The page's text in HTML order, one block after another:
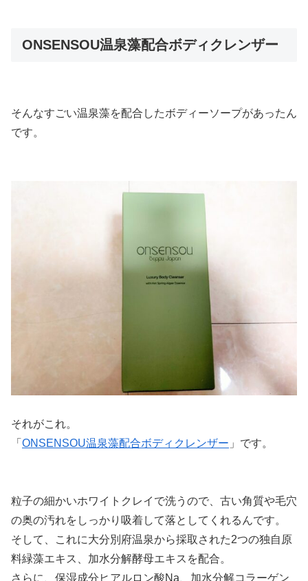
ONSENSOU温泉藻配合ボディクレンザー
そんなすごい温泉藻を配合したボディーソープがあったん
です。
それがこれ。
「 ONSENSOU温泉藻配合ボディクレンザー 」です。
粒子の細かいホワイトクレイで洗うので、古い角質や毛穴
の奥の汚れをしっかり吸着して落としてくれるんです。
そして、これに大分別府温泉から採取された2つの独自原
料緑藻エキス、加水分解酵母エキスを配合。
さらに、保湿成分ヒアルロン酸Na、加水分解コラーゲン